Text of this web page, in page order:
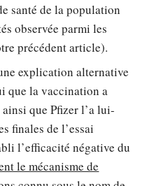
santé de la population
observée parmi les
précédent article).
explication alternative
que la vaccination a
que Pfizer l’a lui-
finales de l’essai
l’efficacité négative du
le mécanisme de